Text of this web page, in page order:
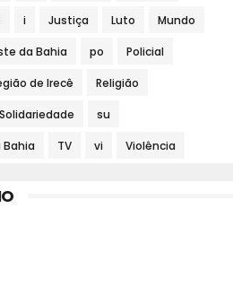
i Justiça Luto Mundo
da Bahia po Policial
de Irecê Religião
Solidariedade su
Bahia TV vi Violência